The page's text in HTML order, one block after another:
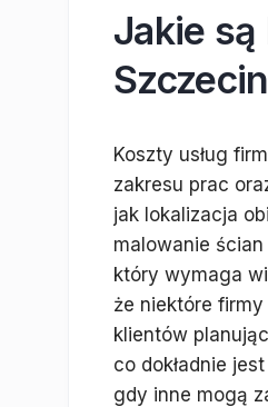
Jakie
Koszty usług
zakresu prac
jak lokalizacja
malowanie
który wymaga
że niektóre
klientów
co dokładnie
gdy inne mogą